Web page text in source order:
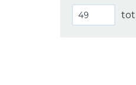
Minimale
prijs
tot